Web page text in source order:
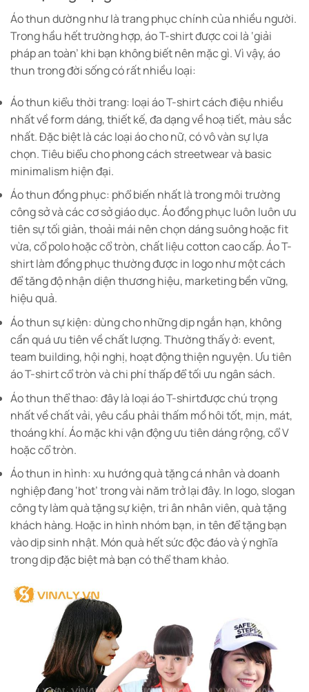
Áo thun dường như là trang phục chính của nhiều người.
Trong hầu hết trường hợp, áo T-shirt được coi là ‘giải
pháp an toàn’ khi bạn không biết nên mặc gì. Vì vậy, áo
thun trong đời sống có rất nhiều loại:
Áo thun kiểu thời trang: loại áo T-shirt cách điệu nhiều
nhất về form dáng, thiết kế, đa dạng về hoạ tiết, màu sắc
nhất. Đặc biệt là các loại áo cho nữ, có vô vàn sự lựa
chọn. Tiêu biểu cho phong cách streetwear và basic
minimalism hiện đại.
Áo thun đồng phục: phổ biến nhất là trong môi trường
công sở và các cơ sở giáo dục. Áo đồng phục luôn luôn ưu
tiên sự tối giản, thoải mái nên chọn dáng suông hoặc fit
vừa, cổ polo hoặc cổ tròn, chất liệu cotton cao cấp. Áo T-
shirt làm đồng phục thường được in logo như một cách
để tăng độ nhận diện thương hiệu, marketing bền vững,
hiệu quả.
Áo thun sự kiện: dùng cho những dịp ngắn hạn, không
cần quá ưu tiên về chất lượng. Thường thấy ở: event,
team building, hội nghị, hoạt động thiện nguyện. Ưu tiên
áo T-shirt cổ tròn và chi phí thấp để tối ưu ngân sách.
Áo thun thể thao: đây là loại áo T-shirtđược chú trọng
nhất về chất vải, yêu cầu phải thấm mồ hôi tốt, mịn, mát,
thoáng khí. Áo mặc khi vận động ưu tiên dáng rộng, cổ V
hoặc cổ tròn.
Áo thun in hình: xu hướng quà tặng cá nhân và doanh
nghiệp đang ‘hot’ trong vài năm trở lại đây. In logo, slogan
công ty làm quà tặng sự kiện, tri ân nhân viên, quà tặng
khách hàng. Hoặc in hình nhóm bạn, in tên để tặng bạn
vào dịp sinh nhật. Món quà hết sức độc đáo và ý nghĩa
trong dịp đặc biệt mà bạn có thể tham khảo.